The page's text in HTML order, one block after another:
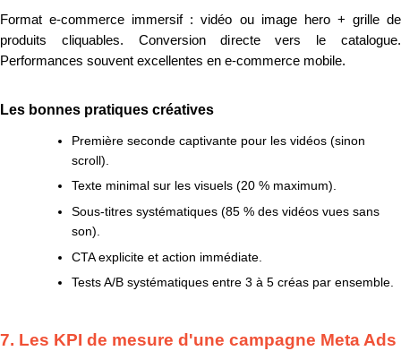
Format e-commerce immersif : vidéo ou image hero + grille de
produits cliquables. Conversion directe vers le catalogue.
Performances souvent excellentes en e-commerce mobile.
Les bonnes pratiques créatives
Première seconde captivante pour les vidéos (sinon
scroll).
Texte minimal sur les visuels (20 % maximum).
Sous-titres systématiques (85 % des vidéos vues sans
son).
CTA explicite et action immédiate.
Tests A/B systématiques entre 3 à 5 créas par ensemble.
7. Les KPI de mesure d'une campagne Meta Ads